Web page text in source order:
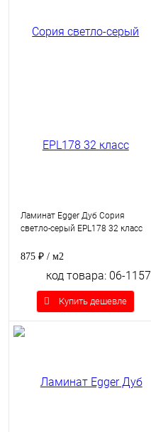
Ламинат Egger Дуб Сория
светло-серый EPL178 32 класс
875 ₽ / м2
код товара: 06-1157
Купить дешевле